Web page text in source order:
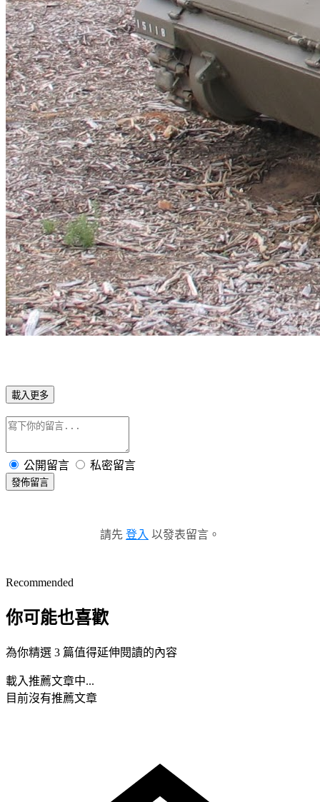
載入更多
公開留言 私密留言
發佈留言
請先 登入 以發表留言。
Recommended
你可能也喜歡
為你精選 3 篇值得延伸閱讀的內容
載入推薦文章中...
目前沒有推薦文章